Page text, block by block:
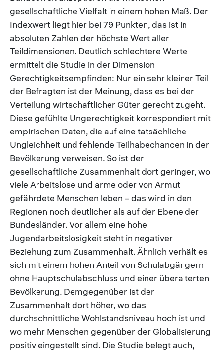
gesellschaftliche Vielfalt in einem hohen Maß. Der
Indexwert liegt hier bei 79 Punkten, das ist in
absoluten Zahlen der höchste Wert aller
Teildimensionen. Deutlich schlechtere Werte
ermittelt die Studie in der Dimension
Gerechtigkeitsempfinden: Nur ein sehr kleiner Teil
der Befragten ist der Meinung, dass es bei der
Verteilung wirtschaftlicher Güter gerecht zugeht.
Diese gefühlte Ungerechtigkeit korrespondiert mit
empirischen Daten, die auf eine tatsächliche
Ungleichheit und fehlende Teilhabechancen in der
Bevölkerung verweisen. So ist der
gesellschaftliche Zusammenhalt dort geringer, wo
viele Arbeitslose und arme oder von Armut
gefährdete Menschen leben – das wird in den
Regionen noch deutlicher als auf der Ebene der
Bundesländer. Vor allem eine hohe
Jugendarbeitslosigkeit steht in negativer
Beziehung zum Zusammenhalt. Ähnlich verhält es
sich mit einem hohen Anteil von Schulabgängern
ohne Hauptschulabschluss und einer überalterten
Bevölkerung. Demgegenüber ist der
Zusammenhalt dort höher, wo das
durchschnittliche Wohlstandsniveau hoch ist und
wo mehr Menschen gegenüber der Globalisierung
positiv eingestellt sind. Die Studie belegt auch,